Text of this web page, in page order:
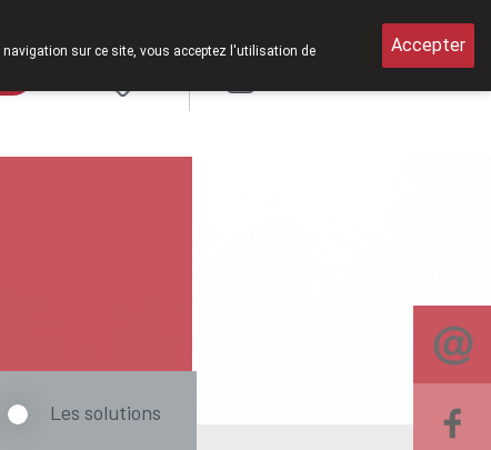
Les solutions
sur ce site, vous acceptez l'utilisation de
Accepter